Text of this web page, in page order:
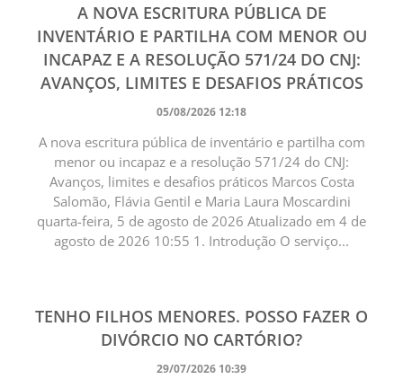
A NOVA ESCRITURA PÚBLICA DE
INVENTÁRIO E PARTILHA COM MENOR OU
INCAPAZ E A RESOLUÇÃO 571/24 DO CNJ:
AVANÇOS, LIMITES E DESAFIOS PRÁTICOS
05/08/2026 12:18
A nova escritura pública de inventário e partilha com
menor ou incapaz e a resolução 571/24 do CNJ:
Avanços, limites e desafios práticos Marcos Costa
Salomão, Flávia Gentil e Maria Laura Moscardini
quarta-feira, 5 de agosto de 2026 Atualizado em 4 de
agosto de 2026 10:55 1. Introdução O serviço...
TENHO FILHOS MENORES. POSSO FAZER O
DIVÓRCIO NO CARTÓRIO?
29/07/2026 10:39